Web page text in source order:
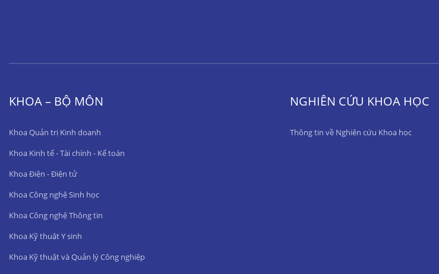
KHOA – BỘ MÔN
Khoa Quản trị Kinh doanh
Khoa Kinh tế - Tài chính - Kế toán
Khoa Điện - Điện tử
Khoa Công nghệ Sinh học
Khoa Công nghệ Thông tin
Khoa Kỹ thuật Y sinh
Khoa Kỹ thuật và Quản lý Công nghiệp
NGHIÊN CỨU KHOA HỌC
Thông tin về Nghiên cứu Khoa học